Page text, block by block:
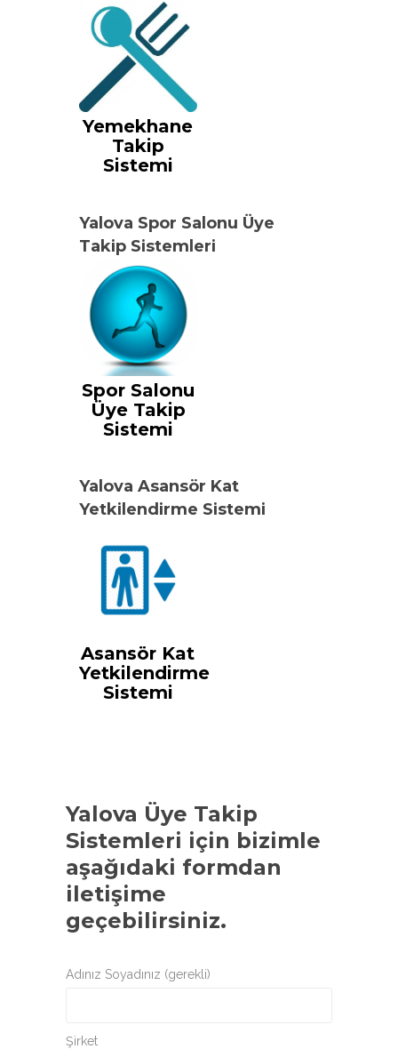
Yemekhane
Takip
Sistemi
Yalova Spor Salonu Üye
Takip Sistemleri
Spor Salonu
Üye Takip
Sistemi
Yalova Asansör Kat
Yetkilendirme Sistemi
Asansör Kat
Yetkilendirme
Sistemi
Yalova Üye Takip
Sistemleri için bizimle
aşağıdaki formdan
iletişime
geçebilirsiniz.
Adınız Soyadınız (gerekli)
Şirket